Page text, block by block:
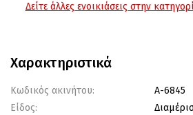
Δείτε άλλες ενοικιάσεις στην
Χαρακτηριστικά
Κωδικός ακινήτου:
Α-6845
Είδος: